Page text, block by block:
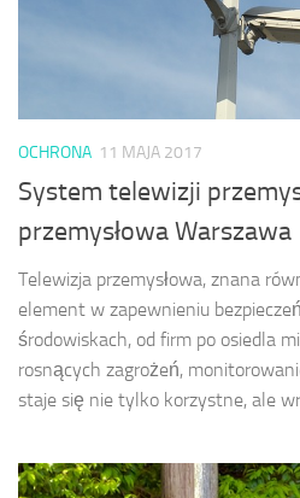
OCHRONA 11 MAJA 2017
System telewizji
przemysłowa Warszawa
Telewizja przemysłowa, znana
element w zapewnieniu
środowiskach, od firm po osiedla
rosnących zagrożeń,
staje się nie tylko korzystne, ale